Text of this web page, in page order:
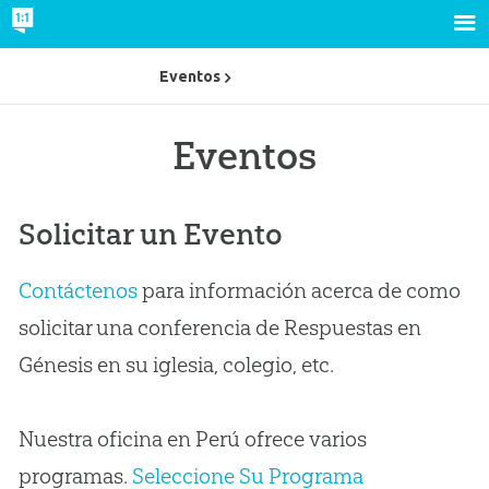
Eventos
Solicitar un Evento
Contáctenospara información acerca de como
solicitar una conferencia de Respuestas en
Génesis en su iglesia, colegio, etc.
Nuestra oficina en Perú ofrece varios
programas. Seleccione Su Programa
Eventos